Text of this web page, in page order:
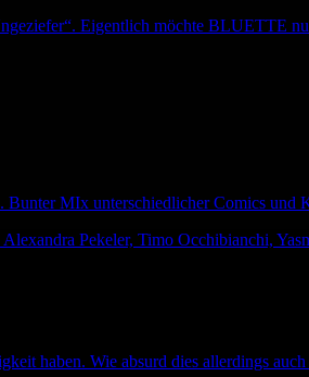
Eigentlich möchte BLUETTE
MIx unterschiedlicher Comics und
Pekeler, Timo Occhibianchi,
haben. Wie absurd dies allerdings